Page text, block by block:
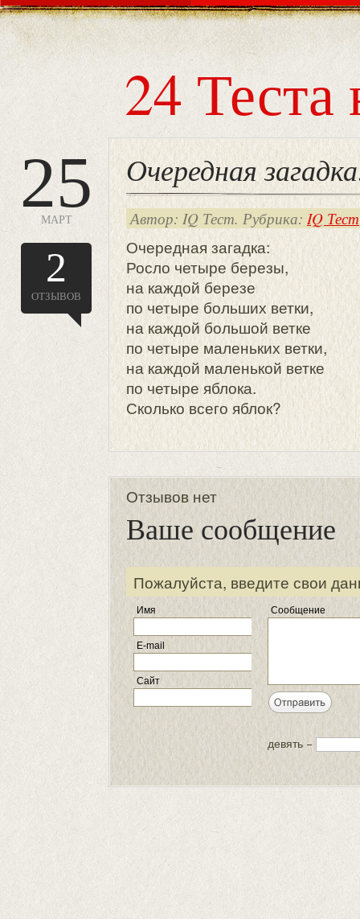
24 Теста
25
МАРТ
2
ОТЗЫВОВ
Очередная
Автор: IQ Тест. Рубрика: IQ Тест
Очередная загадка:
Росло четыре березы,
на каждой березе
по четыре больших ветки,
на каждой большой ветке
по четыре маленьких ветки,
на каждой маленькой ветке
по четыре яблока.
Сколько всего яблок?
Отзывов нет
Ваше сообщение
Пожалуйста, введите свои
Имя
E-mail
Сайт
Сообщение
девять −